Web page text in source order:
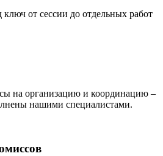
от сессии до отдельных работ
на организацию и координацию –
нашими специалистами.